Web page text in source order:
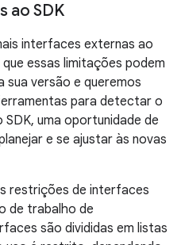
ao SDK
interfaces externas ao
essas limitações podem
versão e queremos
para detectar o
uma oportunidade de
e se ajustar às novas
restrições de interfaces
de trabalho de
são divididas em listas